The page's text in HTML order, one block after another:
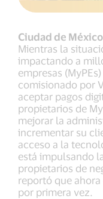
Ciudad de
Mientras la
impactando a
empresas
comisionado por
aceptar pagos
propietarios de
mejorar la
incrementar su
acceso a la
está impulsando
propietarios de
reportó que
por primera vez.